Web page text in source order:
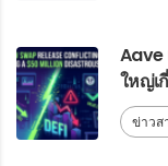
Aave
ใหญ่เ
ข่าวส